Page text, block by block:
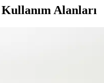
Alanları